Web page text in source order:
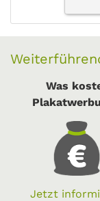
Was
Jetzt